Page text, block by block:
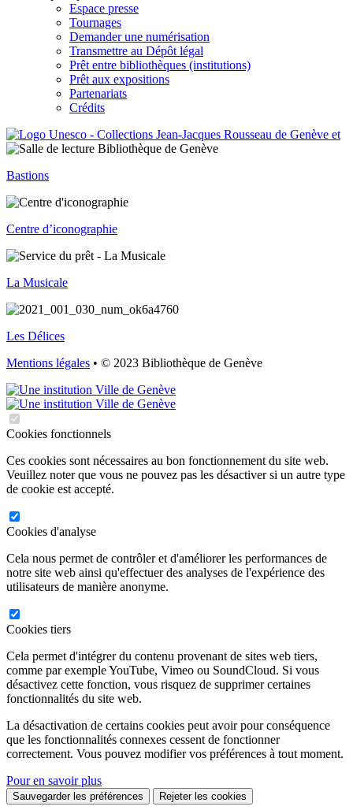
Espace presse
Tournages
Demander une numérisation
Transmettre au Dépôt légal
Prêt entre bibliothèques (institutions)
Prêt aux expositions
Partenariats
Crédits
Bastions
Centre d’iconographie
La Musicale
Les Délices
Mentions légales • © 2023 Bibliothèque de Genève
Cookies fonctionnels
Ces cookies sont nécessaires au bon fonctionnement du site web.
Veuillez noter que vous ne pouvez pas les désactiver si un autre type
de cookie est accepté.
Cookies d'analyse
Cela nous permet de contrôler et d'améliorer les performances de
notre site web ainsi qu'effectuer des analyses de l'expérience des
utilisateurs de manière anonyme.
Cookies tiers
Cela permet d'intégrer du contenu provenant de sites web tiers,
comme par exemple YouTube, Vimeo ou SoundCloud. Si vous
désactivez cette fonction, vous risquez de supprimer certaines
fonctionnalités du site web.
La désactivation de certains cookies peut avoir pour conséquence
que les fonctionnalités connexes cessent de fonctionner
correctement. Vous pouvez modifier vos préférences à tout moment.
Pour en savoir plus
Sauvegarder les préférences Rejeter les cookies